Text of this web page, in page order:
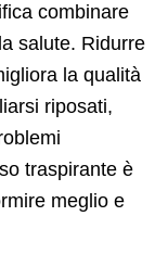
combinare
salute. Ridurre
la qualità
riposati,
traspirante è
meglio e